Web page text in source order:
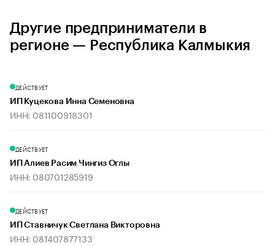
Другие предприниматели в
регионе — Республика Калмыкия
ДЕЙСТВУЕТ
ИП Куцекова Инна Семеновна
ИНН: 081100918301
ДЕЙСТВУЕТ
ИП Алиев Расим Чингиз Оглы
ИНН: 080701285919
ДЕЙСТВУЕТ
ИП Ставничук Светлана Викторовна
ИНН: 081407877133